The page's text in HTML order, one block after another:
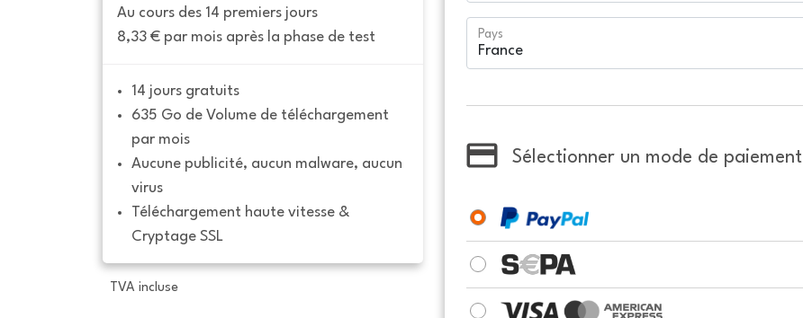
Au cours des 14 premiers jours
8,33 € par mois après la phase de test
14 jours gratuits
635 Go de Volume de téléchargement
par mois
Aucune publicité, aucun malware, aucun
virus
Téléchargement haute vitesse &
Cryptage SSL
TVA incluse
Pays
Sélectionner un mode de paiement